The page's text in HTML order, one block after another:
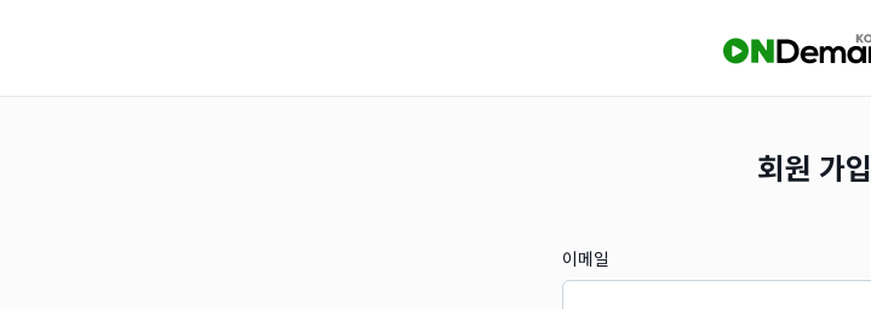
회원 가입
이메일